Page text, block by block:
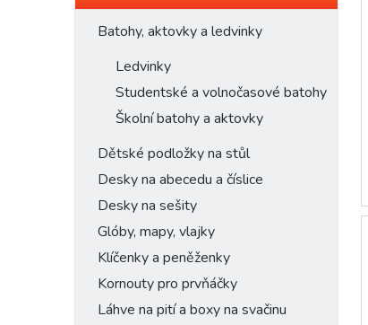
Batohy, aktovky a ledvinky
Ledvinky
Studentské a volnočasové batohy
Školní batohy a aktovky
Dětské podložky na stůl
Desky na abecedu a číslice
Desky na sešity
Glóby, mapy, vlajky
Klíčenky a peněženky
Kornouty pro prvňáčky
Láhve na pití a boxy na svačinu